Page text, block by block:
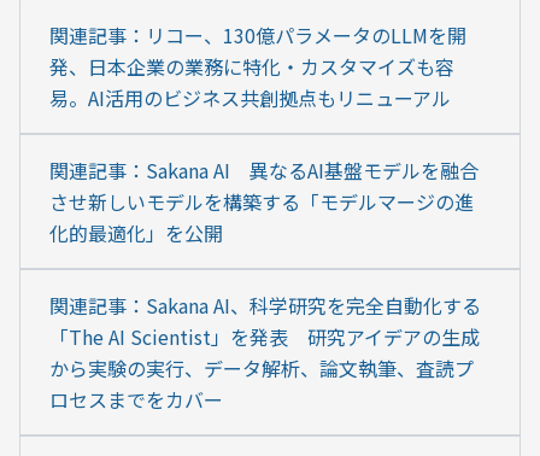
関連記事：リコー、130億パラメータのLLMを開
発、日本企業の業務に特化・カスタマイズも容
易。AI活用のビジネス共創拠点もリニューアル
関連記事：Sakana AI　異なるAI基盤モデルを融合
させ新しいモデルを構築する「モデルマージの進
化的最適化」を公開
関連記事：Sakana AI、科学研究を完全自動化する
「The AI Scientist」を発表　研究アイデアの生成
から実験の実行、データ解析、論文執筆、査読プ
ロセスまでをカバー